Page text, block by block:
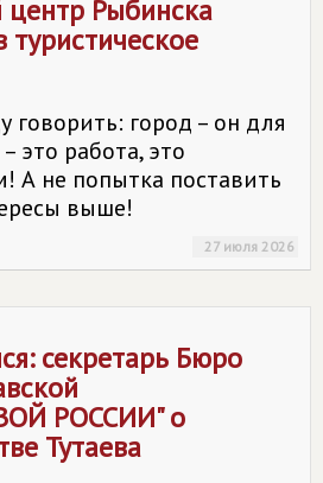
центр Рыбинска
говорить: город – он для
это работа, это
А не попытка поставить
выше!
27 июля 2026
секретарь Бюро
РОССИИ" о
Тутаева